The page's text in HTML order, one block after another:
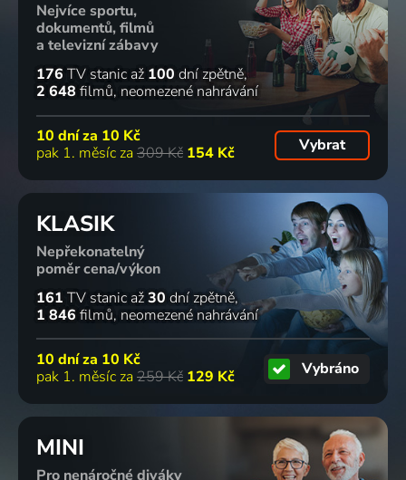
Nejvíce sportu,
dokumentů, filmů
a televizní zábavy
176 TV stanic až 100 dní zpětně
2 648 filmů neomezené nahrávání
10 dní za 10 Kč
pak 1. měsíc za 309 Kč 154 Kč Vybrat
KLASIK
Nepřekonatelný
poměr cena/výkon
161 TV stanic až30 dní zpětně
1 846 filmů neomezené nahrávání
10 dní za 10 Kč
pak 1. měsíc za 259 Kč 129 Kč Vybráno
MINI
Pro nenáročné diváky